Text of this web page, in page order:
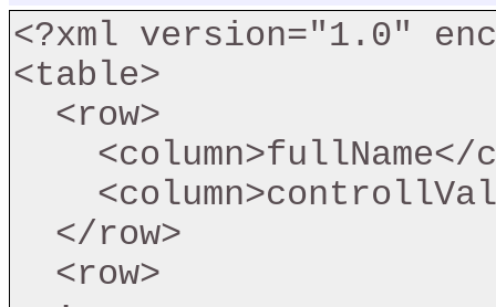
<?xml version="1.0"
<table>